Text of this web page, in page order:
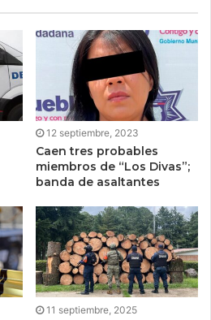
12 septiembre, 2023
Caen tres probables
miembros de “Los Divas”;
banda de asaltantes
11 septiembre, 2025